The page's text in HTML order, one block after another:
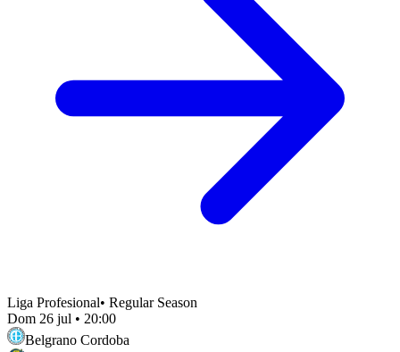
Liga Profesional• Regular Season
Dom 26 jul • 20:00
Belgrano Cordoba